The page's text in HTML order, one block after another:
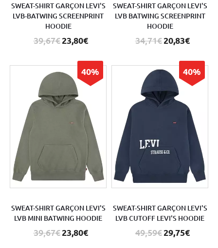
SWEAT-SHIRT GARÇON LEVI'S
LVB-BATWING SCREENPRINT
HOODIE
39,67€23,80€
SWEAT-SHIRT GARÇON LEVI'S
LVB BATWING SCREENPRINT
HOODIE
34,71€20,83€
40%
SWEAT-SHIRT GARÇON LEVI'S
LVB MINI BATWING HOODIE
39,67€23,80€
40%
SWEAT-SHIRT GARÇON LEVI'S
LVB CUTOFF LEVI'S HOODIE
49,59€29,75€